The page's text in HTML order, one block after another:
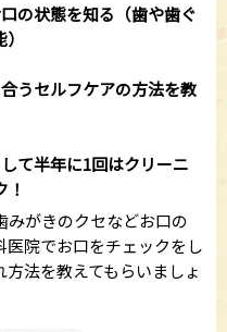
の状態を知る（歯や歯ぐ
うセルフケアの方法を教
て半年に1回はクリーニ
みがきのクセなどお口の
院でお口をチェックをし
法を教えてもらいましょ